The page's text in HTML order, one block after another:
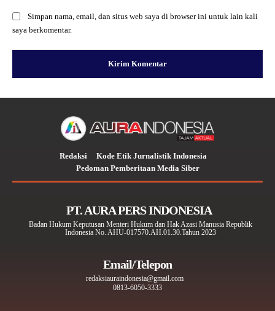
Simpan nama, email, dan situs web saya di browser ini untuk lain kali
saya berkomentar.
Redaksi
Kode Etik Jurnalistik Indonesia
Pedoman Pemberitaan Media Siber
PT. AURA PERS INDONESIA
Badan Hukum Keputusan Menteri Hukum dan Hak Azasi Manusia Republik
Indonesia No. AHU-017570.AH.01.30.Tahun 2023
Email/Telepon
redaksiauraindonesia@gmail.com
0813-6050-3333